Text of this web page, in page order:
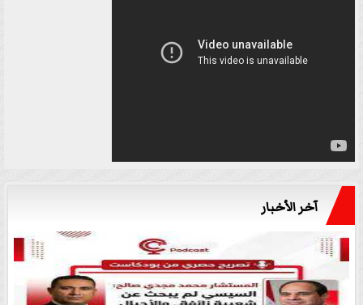
آخر الأخبار